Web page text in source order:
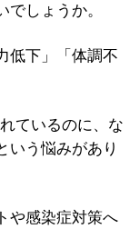
しょうか。
低下」「体調不
ているのに、な
いう悩みがあり
や感染症対策へ